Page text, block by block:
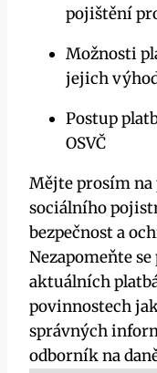
pojištění
Možnosti
jejich
Postup
OSVČ
Mějte prosím na
sociálního
bezpečnost a
Nezapomeňte
aktuálních
povinnostech
správných
odborník na